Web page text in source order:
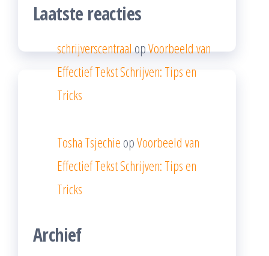
Laatste reacties
schrijverscentraalopVoorbeeld van
Effectief Tekst Schrijven: Tips en
Tricks
Tosha Tsjechie opVoorbeeld van
Effectief Tekst Schrijven: Tips en
Tricks
Archief